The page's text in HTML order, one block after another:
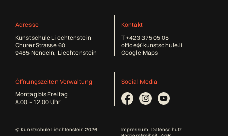
Adresse
Kunstschule Liechtenstein
Churer Strasse 60
9485 Nendeln, Liechtenstein
Kontakt
T +423 375 05 05
office@kunstschule.li
Google Maps
Öffnungszeiten Verwaltung
Montag bis Freitag
8.00 – 12.00 Uhr
Social Media
© Kunstschule Liechtenstein 2026 Impressum Datenschutz